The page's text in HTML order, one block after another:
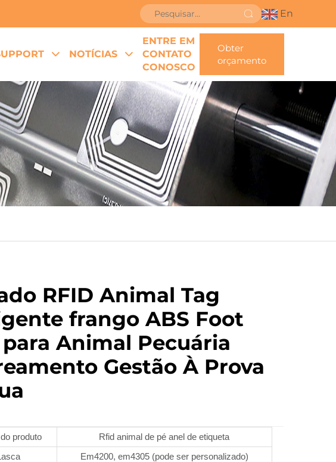
En
NOTÍCIAS
ENTRE EM
CONTATO
CONOSCO
Obter
orçamento
RFID Animal Tag
frango ABS Foot
Animal Pecuária
Gestão À Prova
produto
Rfid animal de pé anel de etiqueta
Em4200, em4305 (pode ser personalizado)